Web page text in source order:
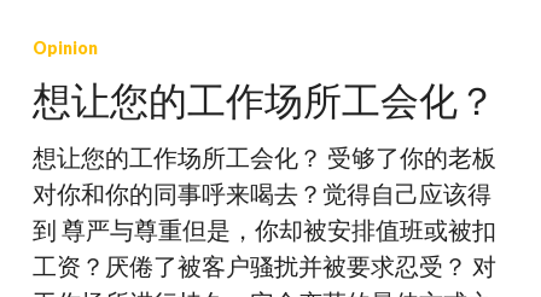
让
的
工
作
场
所
工
Opinion
想让您的工作场所工会化？
想让您的工作场所工会化？ 受够了你的老板
对你和你的同事呼来喝去？觉得自己应该得
到 尊严与尊重但是，你却被安排值班或被扣
工资？厌倦了被客户骚扰并被要求忍受？ 对